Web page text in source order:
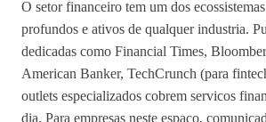
O setor financeiro tem um dos
profundos e ativos de qualquer industria.
dedicadas como Financial Times,
American Banker, TechCrunch (para
outlets especializados cobrem servicos
dia. Para empresas neste espaco,